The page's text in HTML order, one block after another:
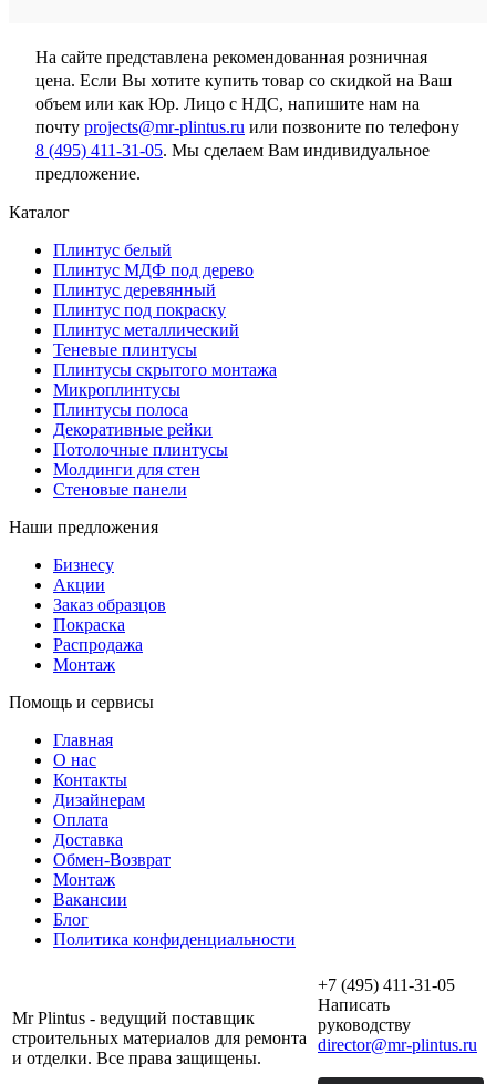
На сайте представлена рекомендованная розничная
цена. Если Вы хотите купить товар со скидкой на Ваш
объем или как Юр. Лицо с НДС, напишите нам на
почту projects@mr-plintus.ru или позвоните по телефону
8 (495) 411-31-05. Мы сделаем Вам индивидуальное
предложение.
Каталог
Плинтус белый
Плинтус МДФ под дерево
Плинтус деревянный
Плинтус под покраску
Плинтус металлический
Теневые плинтусы
Плинтусы скрытого монтажа
Микроплинтусы
Плинтусы полоса
Декоративные рейки
Потолочные плинтусы
Молдинги для стен
Стеновые панели
Наши предложения
Бизнесу
Акции
Заказ образцов
Покраска
Распродажа
Монтаж
Помощь и сервисы
Главная
О нас
Контакты
Дизайнерам
Оплата
Доставка
Обмен-Возврат
Монтаж
Вакансии
Блог
Политика конфиденциальности
Mr Plintus - ведущий поставщик
строительных материалов для ремонта
и отделки. Все права защищены.
+7 (495) 411-31-05
Написать
руководству
director@mr-plintus.ru